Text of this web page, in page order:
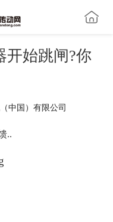
开始跳闸?你
中国）有限公司
..